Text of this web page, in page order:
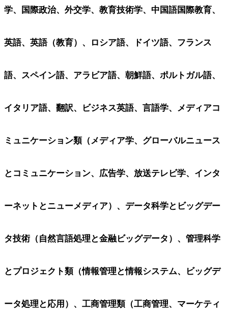
学、国際政治、外交学、教育技術学、中国語国際教育、
英語、英語（教育）、ロシア語、ドイツ語、フランス
語、スペイン語、アラビア語、朝鮮語、ポルトガル語、
イタリア語、翻訳、ビジネス英語、言語学、メディアコ
ミュニケーション類（メディア学、グローバルニュース
とコミュニケーション、広告学、放送テレビ学、インタ
ーネットとニューメディア）、データ科学とビッグデー
タ技術（自然言語処理と金融ビッグデータ）、管理科学
とプロジェクト類（情報管理と情報システム、ビッグデ
ータ処理と応用）、工商管理類（工商管理、マーケティ